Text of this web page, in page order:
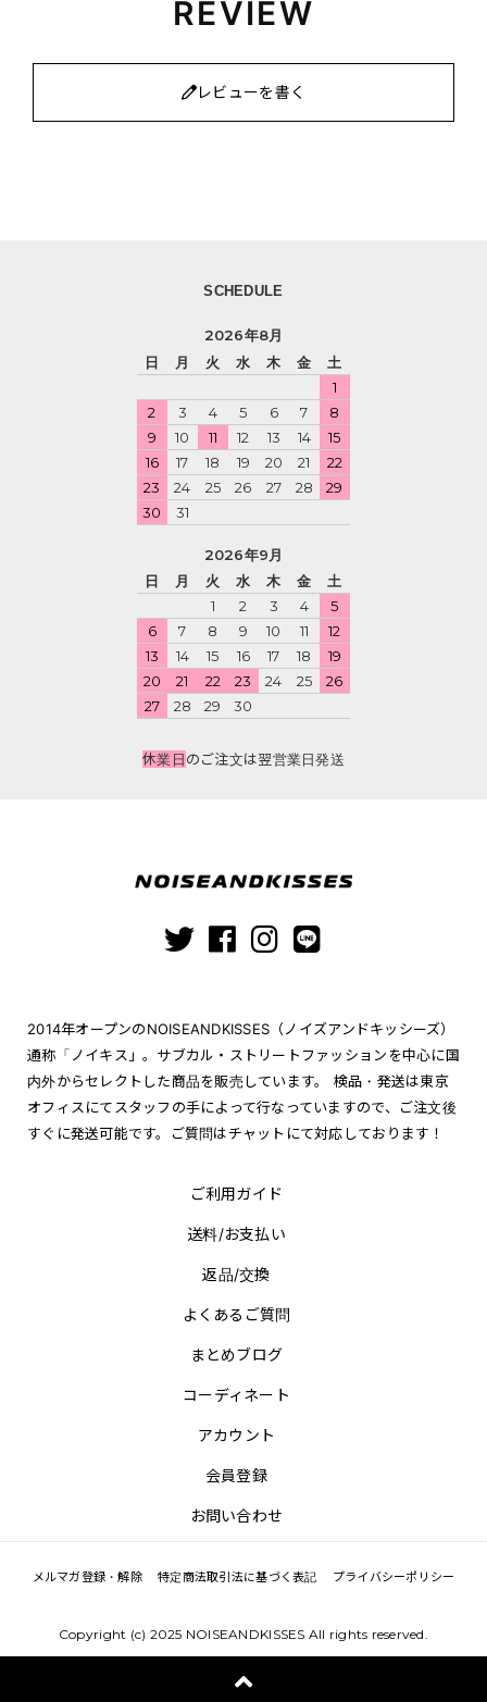
REVIEW
レビューを書く
SCHEDULE
2026年8月
日
月 火 水 木 金
土
1
2
3 4 5 6 7
8
9
10 11 12 13 14
15
16
17 18 19 20 21
22
23
24 25 26 27 28
29
30
31
2026年9月
日
月 火 水 木 金
土
1
2 3 4
5
6
7 8 9 10 11
12
13
14 15 16 17 18
19
20
21 22 23 24 25
26
27
28 29 30
休業日のご注文は翌営業日発送
2014年オープンのNOISEANDKISSES（ノイズアンドキッシーズ）
通称「ノイキス」。サブカル・ストリートファッションを中心に国
内外からセレクトした商品を販売しています。 検品・発送は東京
オフィスにてスタッフの手によって行なっていますので、ご注文後
すぐに発送可能です。ご質問はチャットにて対応しております！
ご利用ガイド
送料/お支払い
返品/交換
よくあるご質問
まとめブログ
コーディネート
アカウント
会員登録
お問い合わせ
メルマガ登録・解除 特定商法取引法に基づく表記 プライバシーポリシー
Copyright (c) 2025 NOISEANDKISSES All rights reserved.